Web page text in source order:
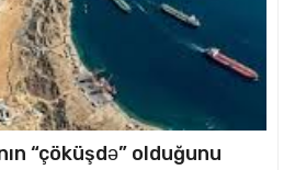
“çöküşdə” olduğunu